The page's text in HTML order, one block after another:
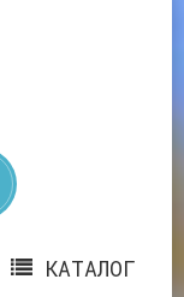
КАТАЛОГ